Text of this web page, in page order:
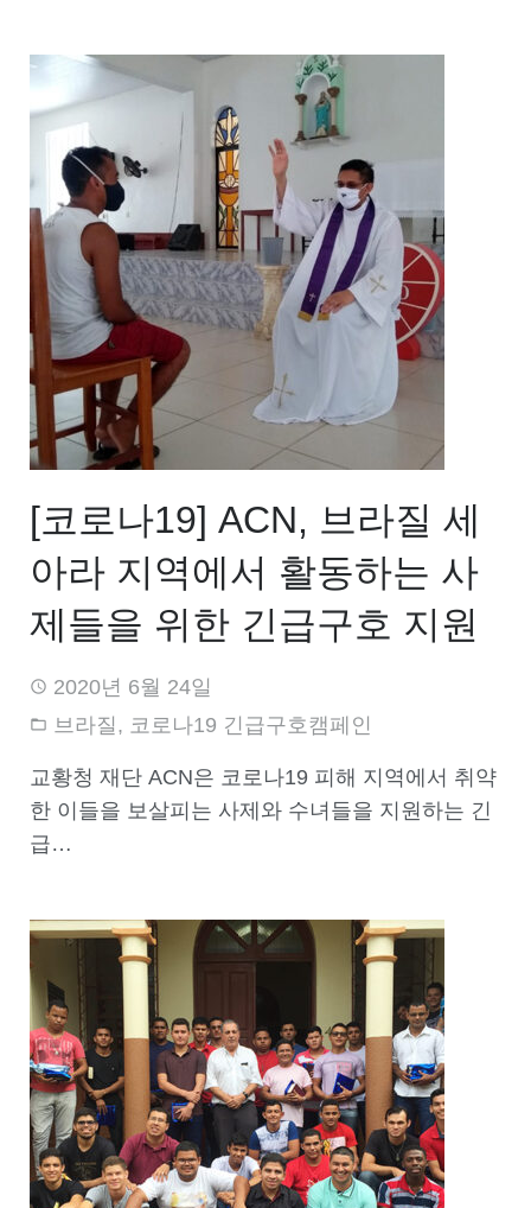
[코로나19] ACN, 브라질 세
아라 지역에서 활동하는 사
제들을 위한 긴급구호 지원
2020년 6월 24일
브라질 , 코로나19 긴급구호캠페인
교황청 재단 ACN은 코로나19 피해 지역에서 취약
한 이들을 보살피는 사제와 수녀들을 지원하는 긴
급…